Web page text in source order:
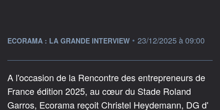
information fournie par
ECORAMA : LA GRANDE INTERVIEW • 23/12/2025 à 09:00
A l'occasion de la Rencontre des entrepreneurs de
France édition 2025, au cœur du Stade Roland
Garros, Ecorama reçoit Christel Heydemann, DG d'